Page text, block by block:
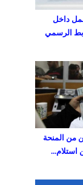
داخل
الرسمي
من المنحة
استلام...